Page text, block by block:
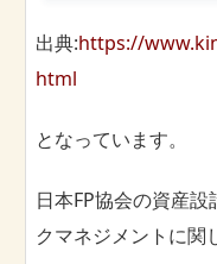
出典:https://
html
となっています。
日本FP協会の資産
クマネジメントに関